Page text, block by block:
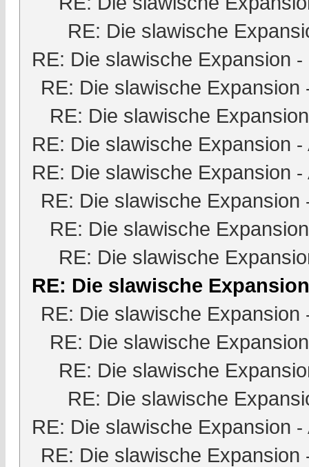
RE: Die slawische
RE: Die slawische Expansion -
RE: Die slawische Expansion
RE: Die slawische Expansion
RE: Die slawische Expansion -
RE: Die slawische Expansion -
RE: Die slawische Expansion
RE: Die slawische Expansion
RE: Die slawische
RE: Die slawische Expansion
RE: Die slawische Expansion
RE: Die slawische Expansion
RE: Die slawische
RE: Die slawische
RE: Die slawische Expansion -
RE: Die slawische Expansion